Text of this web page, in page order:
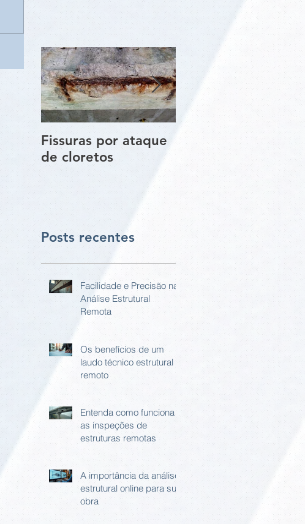
Fissuras por ataque
de cloretos
Posts recentes
Facilidade e Precisão na
Análise Estrutural
Remota
Os benefícios de um
laudo técnico estrutural
remoto
Entenda como funciona
as inspeções de
estruturas remotas
A importância da análise
estrutural online para sua
obra